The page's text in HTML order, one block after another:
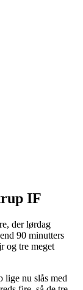
IF
der lørdag
90 minutters
og tre meget
lige nu slås med